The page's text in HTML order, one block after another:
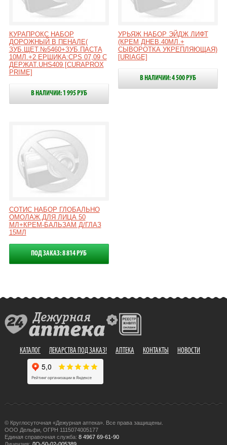
КУРАПРОКС НАБОР
ДОРОЖНЫЙ В ПЕНАЛЕ(
ЗУБ.ЩЕТ.№5460+ЗУБ.ПАСТА
10МЛ.+2 ЕРШИКА:CPS 07,09 С
ДЕРЖАТ.UHS409 [CURAPROX
PRIME]
В НАЛИЧИИ: 1 995 РУБ
УРЬЯЖ НАБОР ЭЙДЖ ЛИФТ
(КРЕМ ДНЕВ.40МЛ.+
СЫВОРОТКА УКРЕПЛЯЮЩАЯ)
[URIAGE]
В НАЛИЧИИ: 4 500 РУБ
СОТИС НАБОР ГЛОБАЛЬНО
ОМОЛАЖ.ДЛЯ ЛИЦА 50
МЛ+КРЕМ-БАЛЬЗАМ Д/ГЛАЗ
15МЛ
ПОД ЗАКАЗ: 8 814 РУБ
КАТАЛОГ ЛЕКАРСТВА ПОД ЗАКАЗ! АПТЕКА КОНТАКТЫ НОВОСТИ
© Круглосуточная «Дежурная аптека». Все права защищены.
ООО Дельфи, ОГРН 1115074005177
Единая справочная служба: 8 4967 69-61-90